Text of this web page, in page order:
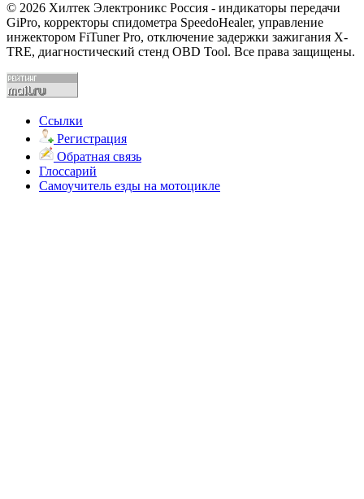
© 2026 Хилтек Электроникс Россия - индикаторы передачи
GiPro, корректоры спидометра SpeedoHealer, управление
инжектором FiTuner Pro, отключение задержки зажигания X-
TRE, диагностический стенд OBD Tool. Все права защищены.
Ссылки
Регистрация
Обратная связь
Глоссарий
Самоучитель езды на мотоцикле